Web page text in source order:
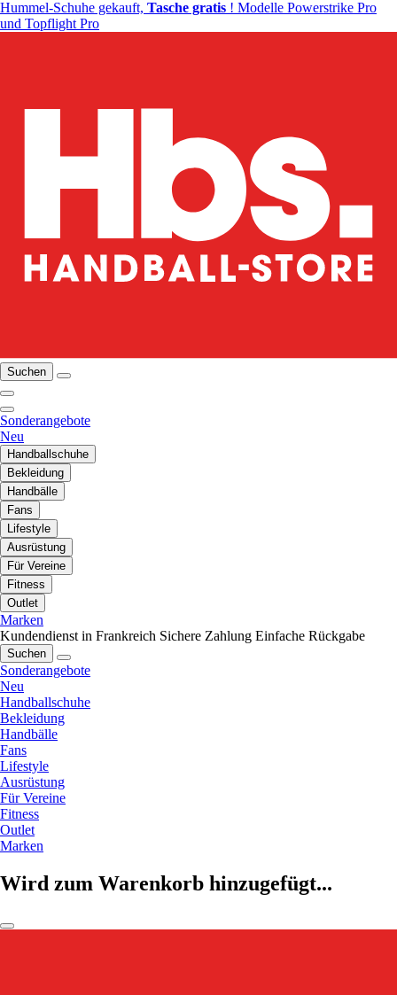
Hummel-Schuhe gekauft, Tasche gratis ! Modelle Powerstrike Pro
und Topflight Pro
Suchen
Sonderangebote
Neu
Handballschuhe
Bekleidung
Handbälle
Fans
Lifestyle
Ausrüstung
Für Vereine
Fitness
Outlet
Marken
Kundendienst in Frankreich Sichere Zahlung Einfache Rückgabe
Suchen
Sonderangebote
Neu
Handballschuhe
Bekleidung
Handbälle
Fans
Lifestyle
Ausrüstung
Für Vereine
Fitness
Outlet
Marken
Wird zum Warenkorb hinzugefügt...